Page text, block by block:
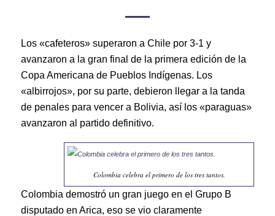
Los «cafeteros» superaron a Chile por 3-1 y
avanzaron a la gran final de la primera edición de la
Copa Americana de Pueblos Indígenas. Los
«albirrojos», por su parte, debieron llegar a la tanda
de penales para vencer a Bolivia, así los «paraguas»
avanzaron al partido definitivo.
Colombia celebra el primero de los tres tantos.
Colombia demostró un gran juego en el Grupo B
disputado en Arica, eso se vio claramente